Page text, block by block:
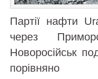
Партії нафти
через
Новоросійськ
порівняно